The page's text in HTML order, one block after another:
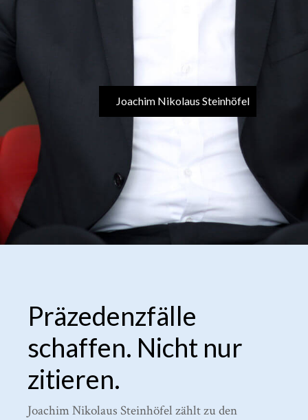
Joachim Nikolaus Steinhöfel
Präzedenzfälle
schaffen. Nicht nur
zitieren.
Joachim Nikolaus Steinhöfel zählt zu den